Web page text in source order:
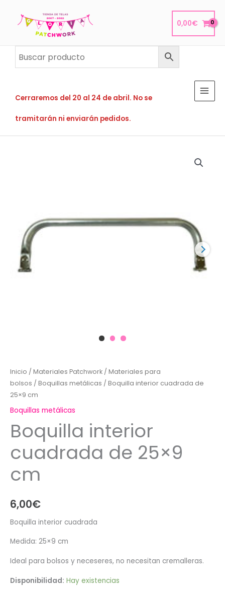
0,00€
Cerraremos del 20 al 24 de abril. No se
tramitarán ni enviarán pedidos.
Inicio / Materiales Patchwork / Materiales para
bolsos / Boquillas metálicas / Boquilla interior cuadrada de
25×9 cm
Boquillas metálicas
Boquilla interior
cuadrada de 25×9
cm
6,00€
Boquilla interior cuadrada
Medida: 25×9 cm
Ideal para bolsos y neceseres, no necesitan cremalleras.
Disponibilidad: Hay existencias